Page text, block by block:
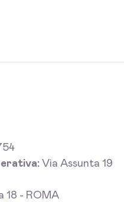
Via Assunta 19
18 - ROMA